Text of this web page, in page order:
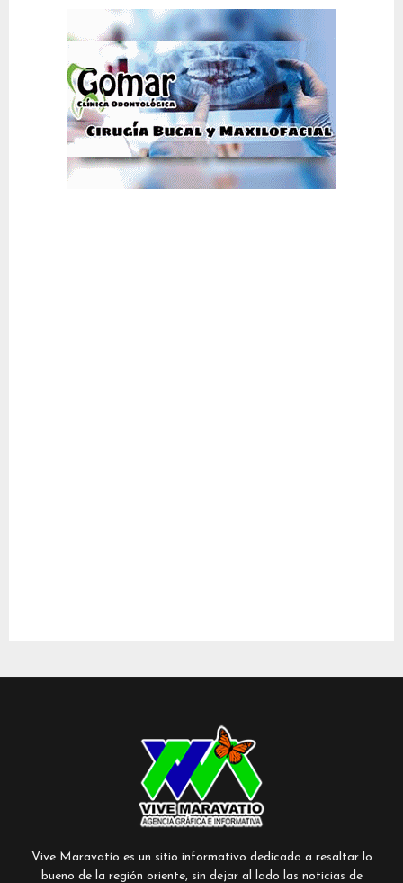
Vive Maravatío es un sitio informativo dedicado a resaltar lo
bueno de la región oriente, sin dejar al lado las noticias de